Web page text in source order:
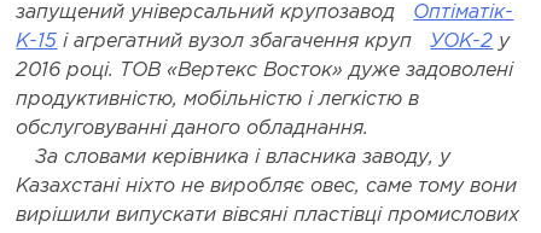
запущений універсальний крупозавод
Оптіматік-
К-15 і агрегатний вузол збагачення круп УОК-2 у
2016 році. ТОВ «Вертекс Восток» дуже задоволені
продуктивністю, мобільністю і легкістю в
обслуговуванні даного обладнання.
За словами керівника і власника заводу, у
Казахстані ніхто не виробляє овес, саме тому вони
вирішили випускати вівсяні пластівці промислових